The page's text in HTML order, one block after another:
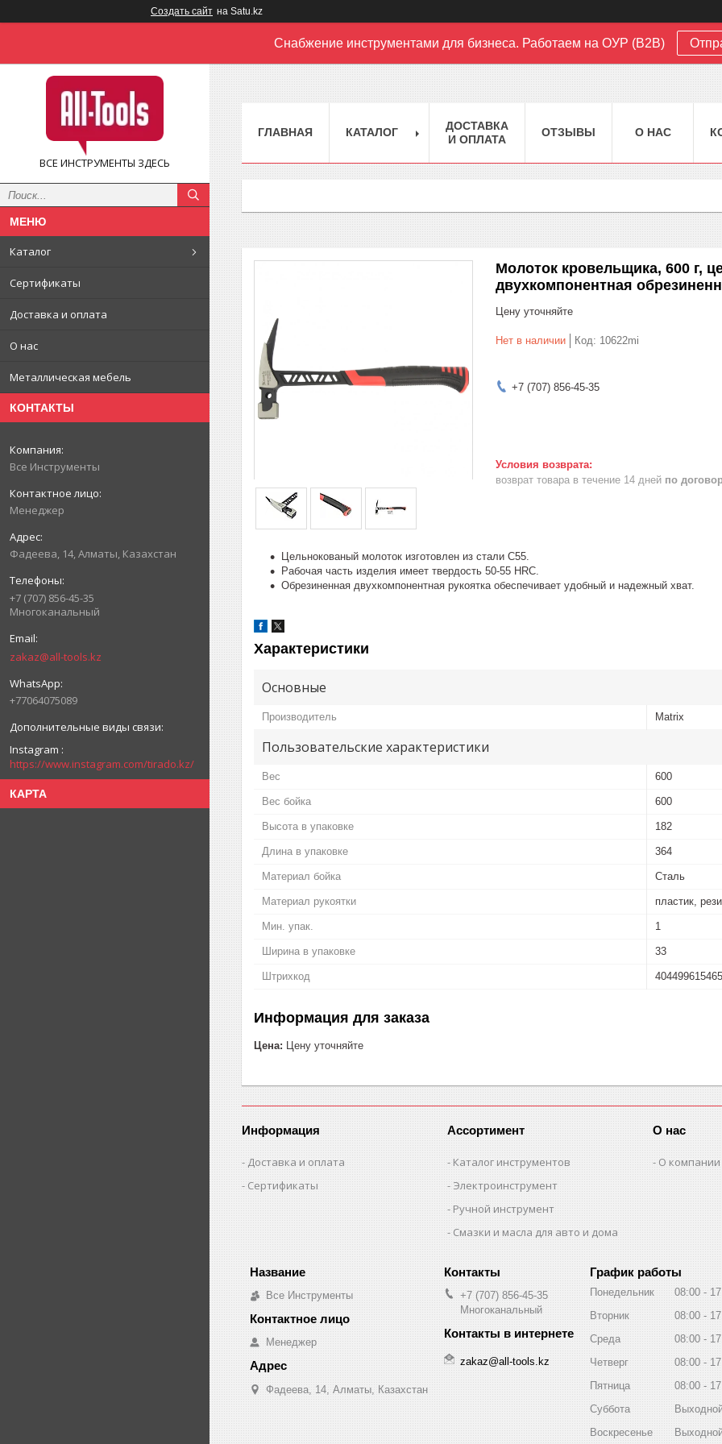
Создать сайт на Satu.kz
Снабжение инструментами для бизнеса. Работаем на ОУР (B2B)
ВСЕ ИНСТРУМЕНТЫ ЗДЕСЬ
Каталог
Сертификаты
Доставка и оплата
О нас
Металлическая мебель
КОНТАКТЫ
Все Инструменты
Менеджер
Фадеева, 14, Алматы, Казахстан
+7 (707) 856-45-35
Многоканальный
zakaz@all-tools.kz
+77064075089
Instagram
https://www.instagram.com/tirado.kz/
КАРТА
ГЛАВНАЯ КАТАЛОГ
ДОСТАВКА
И ОПЛАТА
ОТЗЫВЫ О НАС
Молоток кровельщика, 600 г,
двухкомпонентная
Цену уточняйте
Нет в наличии Код: 10622mi
+7 (707) 856-45-35
возврат товара в течение 14 дней по
Цельнокованый молоток изготовлен из стали С55.
Рабочая часть изделия имеет твердость 50-55 HRC.
Обрезиненная двухкомпонентная рукоятка обеспечивает удобный и надежный хват.
Характеристики
Основные
Производитель Matrix
Пользовательские характеристики
Вес 600
Вес бойка 600
Высота в упаковке 182
Длина в упаковке 364
Материал бойка Сталь
Материал рукоятки пластик,
Мин. упак. 1
Ширина в упаковке 33
Штрихкод
Информация для заказа
Цена: Цену уточняйте
Информация
Доставка и оплата
Сертификаты
Ассортимент
Каталог инструментов
Электроинструмент
Ручной инструмент
Смазки и масла для авто и дома
О нас
О компании
Все Инструменты
Менеджер
Фадеева, 14, Алматы, Казахстан
+7 (707) 856-45-35
Многоканальный
zakaz@all-tools.kz
График работы
Понедельник 08:00
Вторник
08:00
Среда
08:00
Четверг
08:00
Пятница
08:00
Суббота
Воскресенье